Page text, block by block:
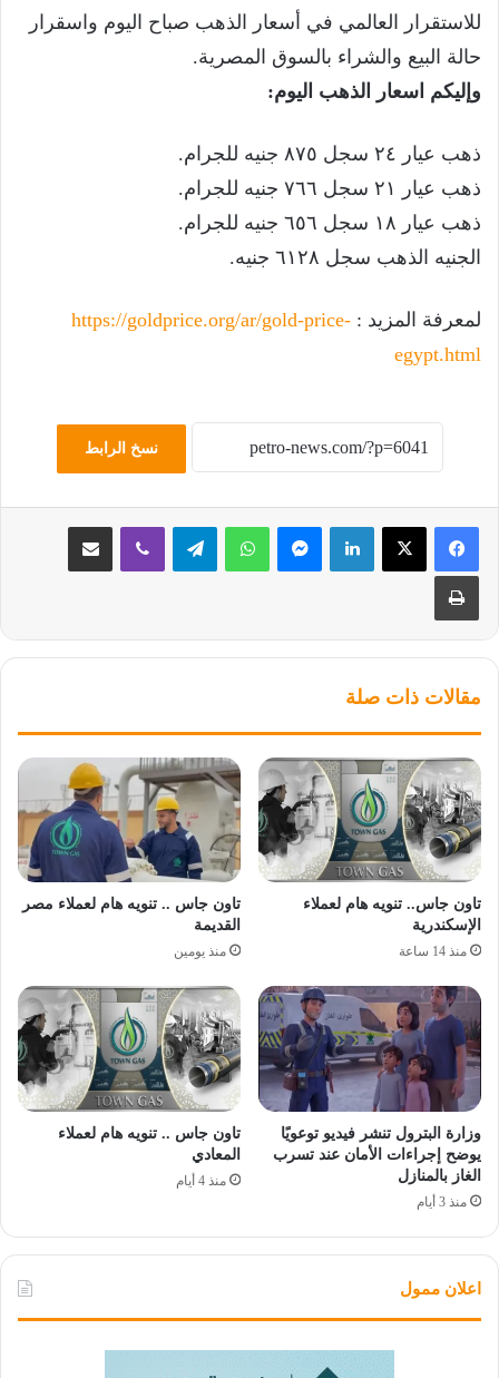
للاستقرار العالمي في أسعار الذهب صباح اليوم واسقرار
حالة البيع والشراء بالسوق المصرية.
وإليكم اسعار الذهب اليوم:
ذهب عيار ٢٤ سجل ٨٧٥ جنيه للجرام.
ذهب عيار ٢١ سجل ٧٦٦ جنيه للجرام.
ذهب عيار ١٨ سجل ٦٥٦ جنيه للجرام.
الجنيه الذهب سجل ٦١٢٨ جنيه.
لمعرفة المزيد : https://goldprice.org/ar/gold-price-
egypt.html
نسخ الرابط
لينكدإن ماسنجر واتساب تيلقرام ڤايبر مشاركة عبر البريد
طباعة
مقالات ذات صلة
تاون جاس.. تنويه هام لعملاء
الإسكندرية
منذ 14 ساعة
تاون جاس .. تنويه هام لعملاء مصر
القديمة
منذ يومين
وزارة البترول تنشر فيديو توعويًا
يوضح إجراءات الأمان عند تسرب
الغاز بالمنازل
منذ 3 أيام
تاون جاس .. تنويه هام لعملاء
المعادي
منذ 4 أيام
اعلان ممول